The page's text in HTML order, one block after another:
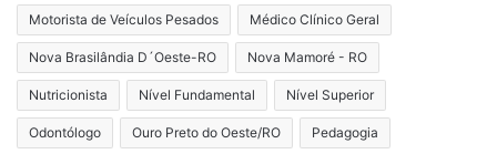
Motorista de Veículos Pesados Médico Clínico Geral
Nova Brasilândia D´Oeste-RO Nova Mamoré - RO
Nutricionista Nível Fundamental Nível Superior
Odontólogo Ouro Preto do Oeste/RO Pedagogia